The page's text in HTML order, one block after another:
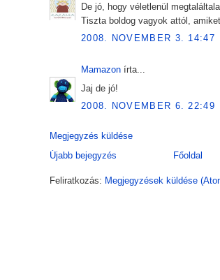
De jó, hogy véletlenül
Tiszta boldog vagyok attól,
2008. NOVEMBER 3. 14:47
Mamazon írta...
Jaj de jó!
2008. NOVEMBER 6. 22:49
Megjegyzés küldése
Újabb bejegyzés
Főoldal
Feliratkozás: Megjegyzések küldése